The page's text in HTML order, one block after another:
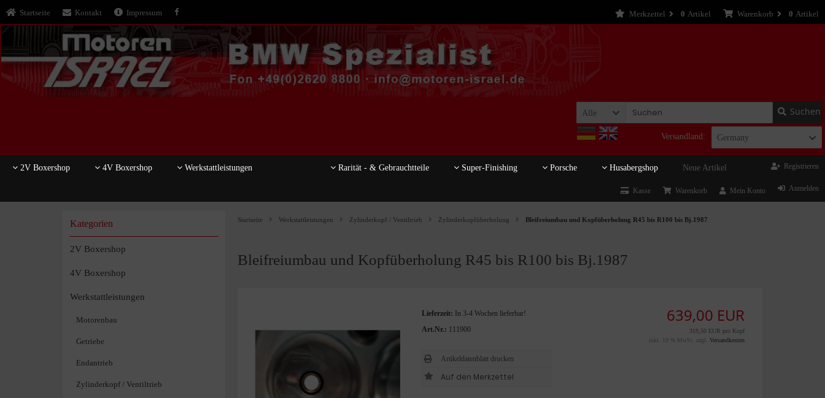
Startseite Kontakt Impressum Warenkorb 0 Artikel
Merkzettel 0 Artikel
Alle Suchen
Versandland: Germany
2V Boxershop 4V Boxershop Werkstattleistungen Rarität - & Gebrauchtteile Super-Finishing Porsche Husabergshop Neue Artikel Registrieren
Anmelden
Mein Konto
Warenkorb
Kasse
Startseite Werkstattleistungen Zylinderkopf / Ventiltrieb Zylinderkopfüberholung Bleifreiumbau und Kopfüberholung R45 bis R100 bis Bj.1987
Bleifreiumbau und Kopfüberholung R45 bis R100 bis Bj.1987
Lieferzeit:
In 3-4 Wochen lieferbar!
Art.Nr.: 111900
Artikeldatenblatt drucken
639,00 EUR
319,50 EUR pro Kopf
inkl. 19 % MwSt. zzgl. Versandkosten
Kategorien
2V Boxershop
4V Boxershop
Werkstattleistungen
Motorenbau
Getriebe
Endantrieb
Zylinderkopf / Ventiltrieb